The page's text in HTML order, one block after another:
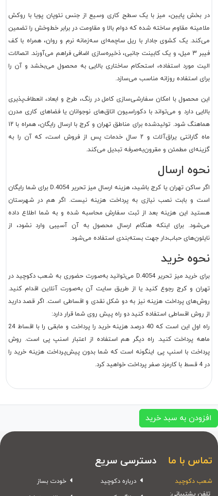
در بخش پایین، میز با یک سطح کاری وسیع از جنس نئوپان پویا با روکش
ملامینه مقاوم ساخته شده که دوام بالا و مقاومت در برابر خط‌وخش را تضمین
می‌کند. یک کشوی جادار با ریل ساچمه‌ای سه‌زمانه نرم و روان، همراه با کف
فیبر ۳ میل، و یک کابینت جانبی، ذخیره‌سازی اضافی فراهم می‌آورند. اتصالات
الیت مورد استفاده، استحکام ساختاری بالایی به محصول می‌بخشد و آن را
برای استفاده روزانه مناسب می‌سازد.
این محصول با امکان سفارشی‌سازی کامل در رنگ، طرح و ابعاد، انعطاف‌پذیری
بالایی دارد و می‌تواند با دکوراسیون اتاق‌های نوجوانان یا فضاهای کاری مدرن
هماهنگ شود. تولیدشده برای مناطق تهران و کرج با ارسال رایگان، همراه با ۱۲
ماه گارانتی یراق‌آلات و ۲ سال خدمات پس از فروش است، که آن را به
گزینه‌ای مطمئن و مقرون‌به‌صرفه تبدیل می‌کند.
نحوه ارسال
اگر ساکن تهران یا کرج باشید، هزینه ارسال میز تحریر D.4054 برای شما رایگان
است و بابت نصب نیازی به پرداخت هزینه نیست. اگر هم در شهرستان
هستید این هزینه بعد از ثبت سفارش محاسبه شده و به شما اطلاع داده
می‌شود. برای اینکه هنگام ارسال محصول به آن آسیبی وارد نشود، از
نایلون‌های حباب‌دار جهت بسته‌بندی استفاده می‌شود.
نحوه خرید
برای خرید میز تحریر D.4054 می‌توانید به‌صورت حضوری به شعب دکوچید در
تهران و کرج رجوع کنید یا از طریق سایت آن به‌صورت آنلاین اقدام کنید.
روش‌های پرداخت هزینه نیز به دو شکل نقدی و اقساطی است. اگر قصد دارید
از روش اقساطی استفاده کنید دو راه پیش روی شما قرار دارد:
راه اول این است که 40 درصد هزینه خرید را پرداخت و مابقی را با اقساط 24
ماهه پرداخت کنید. راه دیگر هم استفاده از اعتبار اسنپ پی است. روش
پرداخت با اسنپ پی اینگونه است که شما بدون پیش‌پرداخت هزینه خرید را
در 4 قسط با کارمزد صفر پرداخت خواهید کرد.
افزودن به سبد خرید
تماس با ما
شعب دکوچید
تلفن پشتیبانی:
دسترسی سریع
درباره دکوچید
خودت بساز